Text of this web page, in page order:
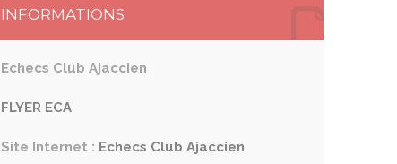
INFORMATIONS
Echecs Club Ajaccien
FLYER ECA
Site Internet : Echecs Club Ajaccien